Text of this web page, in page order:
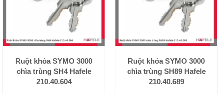
Ruột khóa SYMO 3000
chìa trùng SH4 Hafele
210.40.604
Ruột khóa SYMO 3000
chìa trùng SH89 Hafele
210.40.689